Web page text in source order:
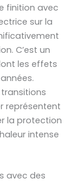
finition avec
sur la
C’est un
les effets
transitions
représentent
la protection
intense
avec des